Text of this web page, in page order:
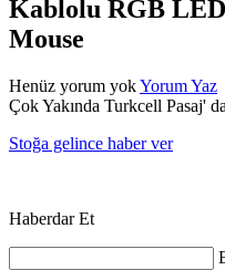
Kablolu RGB
Mouse
Henüz yorum yokYorum Yaz
Çok Yakında Turkcell Pasaj' da
Stoğa gelince haber ver
Haberdar Et